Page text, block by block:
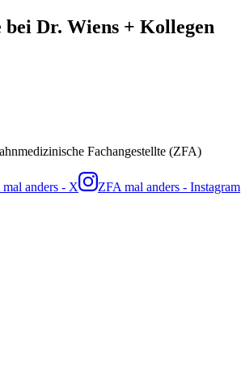
bei Dr. Wiens + Kollegen
Fachangestellte (ZFA)
anders - X ZFA mal anders - Instagram